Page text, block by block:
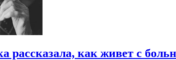
рассказала, как живет с